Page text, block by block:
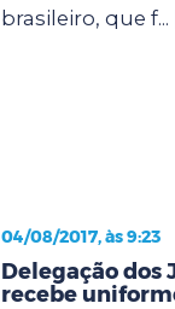
brasileiro, que f...
04/08/2017, às 9:23
Delegação dos
recebe